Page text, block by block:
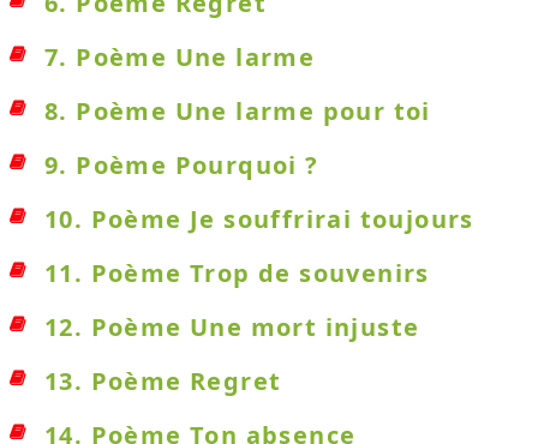
7. Poème Une larme
8. Poème Une larme pour toi
9. Poème Pourquoi ?
10. Poème Je souffrirai toujours
11. Poème Trop de souvenirs
12. Poème Une mort injuste
13. Poème Regret
14. Poème Ton absence